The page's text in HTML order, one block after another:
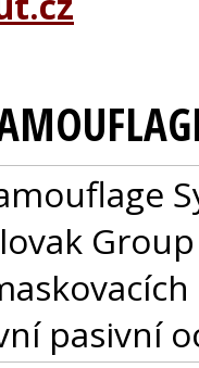
pasivní